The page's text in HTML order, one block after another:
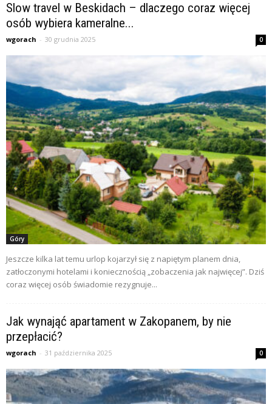
Slow travel w Beskidach – dlaczego coraz więcej
osób wybiera kameralne...
wgorach - 30 grudnia 2025 0
Góry
Jeszcze kilka lat temu urlop kojarzył się z napiętym planem dnia,
zatłoczonymi hotelami i koniecznością „zobaczenia jak najwięcej”. Dziś
coraz więcej osób świadomie rezygnuje...
Jak wynająć apartament w Zakopanem, by nie
przepłacić?
wgorach - 31 października 2025 0